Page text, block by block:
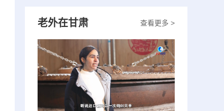
查看更多 >
老外在甘肃